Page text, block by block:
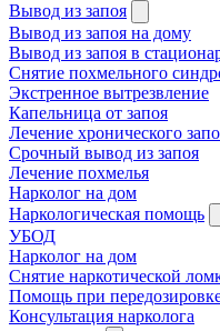
Вывод из запоя
Вывод из запоя на дому
Вывод из запоя в
Снятие похмельного
Экстренное вытрезвление
Капельница от запоя
Лечение хронического
Срочный вывод из запоя
Лечение похмелья
Нарколог на дом
Наркологическая помощь
УБОД
Нарколог на дом
Снятие наркотической
Помощь при
Консультация нарколога